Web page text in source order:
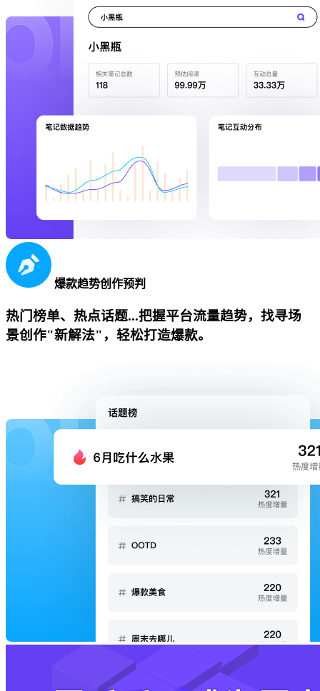
爆款趋势创作预判
热门榜单、热点话题...把握平台流量趋势，找寻场
景创作"新解法"，轻松打造爆款。